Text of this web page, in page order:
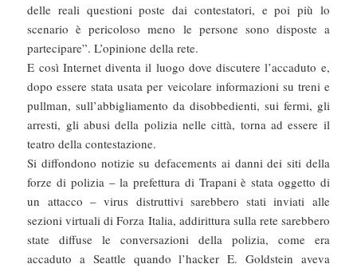
delle reali questioni poste dai contestatori, e poi più lo
scenario è pericoloso meno le persone sono disposte a
partecipare”. L’opinione della rete.
E così Internet diventa il luogo dove discutere l’accaduto e,
dopo essere stata usata per veicolare informazioni su treni e
pullman, sull’abbigliamento da disobbedienti, sui fermi, gli
arresti, gli abusi della polizia nelle città, torna ad essere il
teatro della contestazione.
Si diffondono notizie su defacements ai danni dei siti della
forze di polizia – la prefettura di Trapani è stata oggetto di
un attacco – virus distruttivi sarebbero stati inviati alle
sezioni virtuali di Forza Italia, addirittura sulla rete sarebbero
state diffuse le conversazioni della polizia, come era
accaduto a Seattle quando l’hacker E. Goldstein aveva